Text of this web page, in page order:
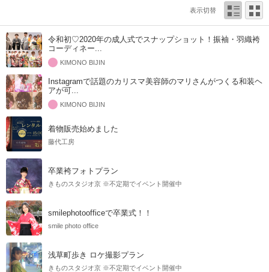
表示切替
令和初♡2020年の成人式でスナップショット！振袖・羽織袴
コーディネー...
KIMONO BIJIN
Instagramで話題のカリスマ美容師のマリさんがつくる和装ヘ
アが可...
KIMONO BIJIN
着物販売始めました
藤代工房
卒業袴フォトプラン
きものスタジオ京 ※不定期でイベント開催中
smilephotoofficeで卒業式！！
smile photo office
浅草町歩き ロケ撮影プラン
きものスタジオ京 ※不定期でイベント開催中